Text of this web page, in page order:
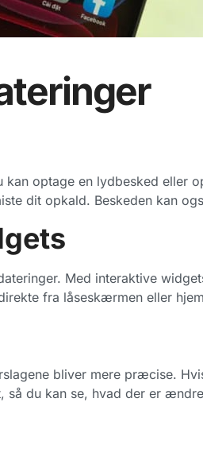
kan optage en lydbesked eller
dit opkald. Beskeden kan
Med interaktive
fra låseskærmen eller
bliver mere præcise.
så du kan se, hvad der er